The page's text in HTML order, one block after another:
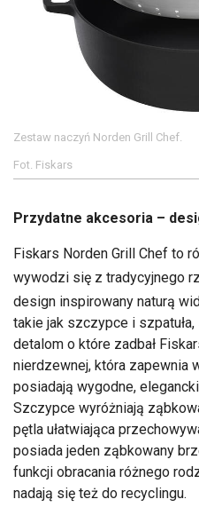
Zestaw naczyń Norden Grill Chef.
Fot. Fiskars
Przydatne akcesoria –
Fiskars Norden Grill Chef to
wywodzi się z tradycyjnego
design inspirowany naturą
takie jak szczypce i
detalom o które zadbał
nierdzewnej, która zapewnia
posiadają wygodne,
Szczypce wyróżniają
pętla ułatwiająca
posiada jeden ząbkowany
funkcji obracania różnego
nadają się też do recyclingu.